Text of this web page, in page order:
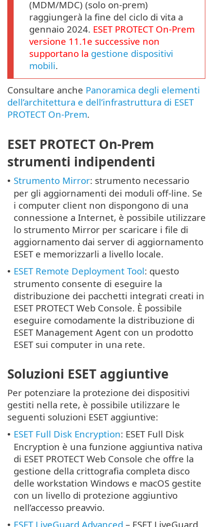
(MDM/MDC) (solo on-prem)
raggiungerà la fine del ciclo di vita a
gennaio 2024. ESET PROTECT On-Prem
versione 11.1 e successive non
supportano la gestione dispositivi
mobili.
Consultare anche Panoramica degli elementi
dell’architettura e dell’infrastruttura di ESET
PROTECT On-Prem.
ESET PROTECT On-Prem
strumenti indipendenti
• Strumento Mirror: strumento necessario
per gli aggiornamenti dei moduli off-line. Se
i computer client non dispongono di una
connessione a Internet, è possibile utilizzare
lo strumento Mirror per scaricare i file di
aggiornamento dai server di aggiornamento
ESET e memorizzarli a livello locale.
• ESET Remote Deployment Tool: questo
strumento consente di eseguire la
distribuzione dei pacchetti integrati creati in
ESET PROTECT Web Console. È possibile
eseguire comodamente la distribuzione di
ESET Management Agent con un prodotto
ESET sui computer in una rete.
Soluzioni ESET aggiuntive
Per potenziare la protezione dei dispositivi
gestiti nella rete, è possibile utilizzare le
seguenti soluzioni ESET aggiuntive:
• ESET Full Disk Encryption: ESET Full Disk
Encryption è una funzione aggiuntiva nativa
di ESET PROTECT Web Console che offre la
gestione della crittografia completa disco
delle workstation Windows e macOS gestite
con un livello di protezione aggiuntivo
nell’accesso preavvio.
ESET LiveGuard Advanced – ESET LiveGuard